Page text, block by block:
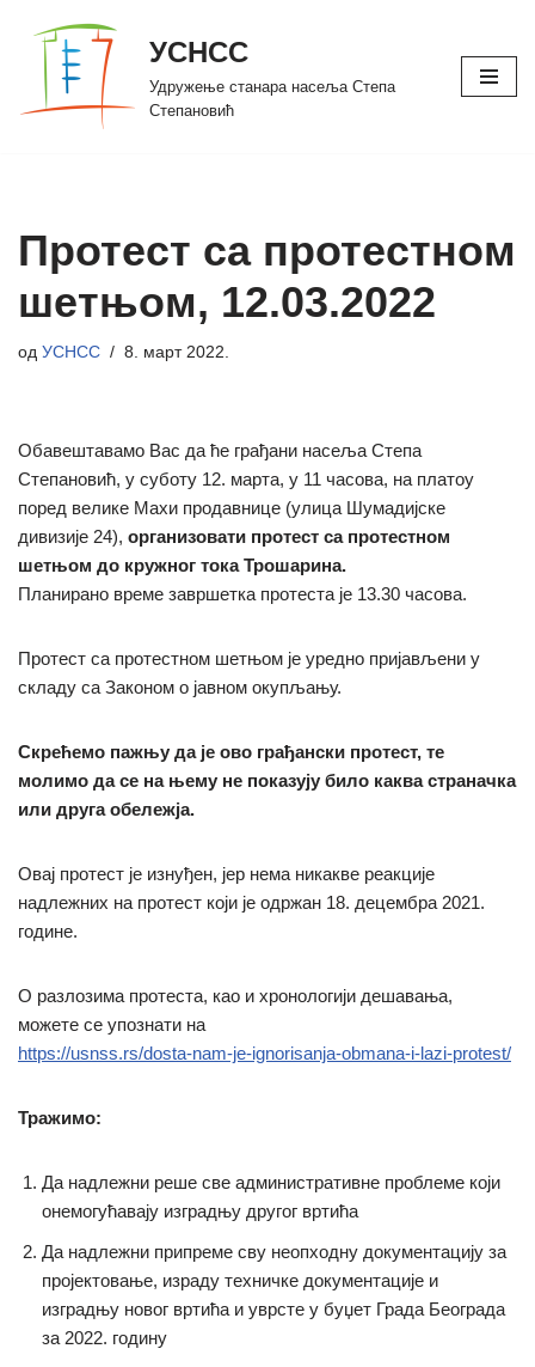
Скочи
садржај
УСНСС
Удружење станара насеља Степа
Степановић
Протест са протестном
шетњом, 12.03.2022
од УСНСС 8. март 2022.
Обавештавамо Вас да ће грађани насеља Степа
Степановић, у суботу 12. марта, у 11 часова, на платоу
поред велике Маxи продавнице (улица Шумадијске
дивизије 24), организовати протест са протестном
шетњом до кружног тока Трошарина.
Планирано време завршетка протеста је 13.30 часова.
Протест са протестном шетњом је уредно пријављени у
складу са Законом о јавном окупљању.
Скрећемо пажњу да је ово грађански протест, те
молимо да се на њему не показују било каква страначка
или друга обележја.
Овај протест је изнуђен, јер нема никакве реакције
надлежних на протест који је одржан 18. децембра 2021.
године.
О разлозима протеста, као и хронологији дешавања,
можете се упознати на
https://usnss.rs/dosta-nam-je-ignorisanja-obmana-i-lazi-protest/
Тражимо:
Да надлежни реше све административне проблеме који
онемогућавају изградњу другог вртића
Да надлежни припреме сву неопходну документацију за
пројектовање, израду техничке документације и
изградњу новог вртића и уврсте у буџет Града Београда
за 2022. годину